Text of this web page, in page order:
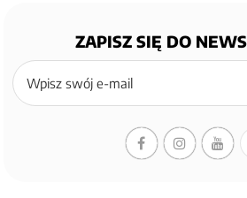
ZAPISZ SIĘ DO
Zapisz
się
newslettera